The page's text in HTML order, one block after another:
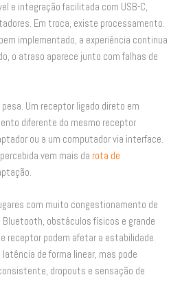
e integração facilitada com USB-C,
Em troca, existe processamento.
implementado, a experiência continua
o atraso aparece junto com falhas de
Um receptor ligado direto em
diferente do mesmo receptor
ou a um computador via interface.
vem mais da rota de
com muito congestionamento de
Bluetooth, obstáculos físicos e grande
receptor podem afetar a estabilidade.
de forma linear, mas pode
dropouts e sensação de